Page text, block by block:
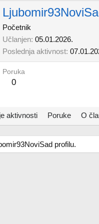
Početnik
Učlanjen 05.01.2026.
Poslednja aktivnost
Poruka
0
aktivnosti Poruke O
profilu.